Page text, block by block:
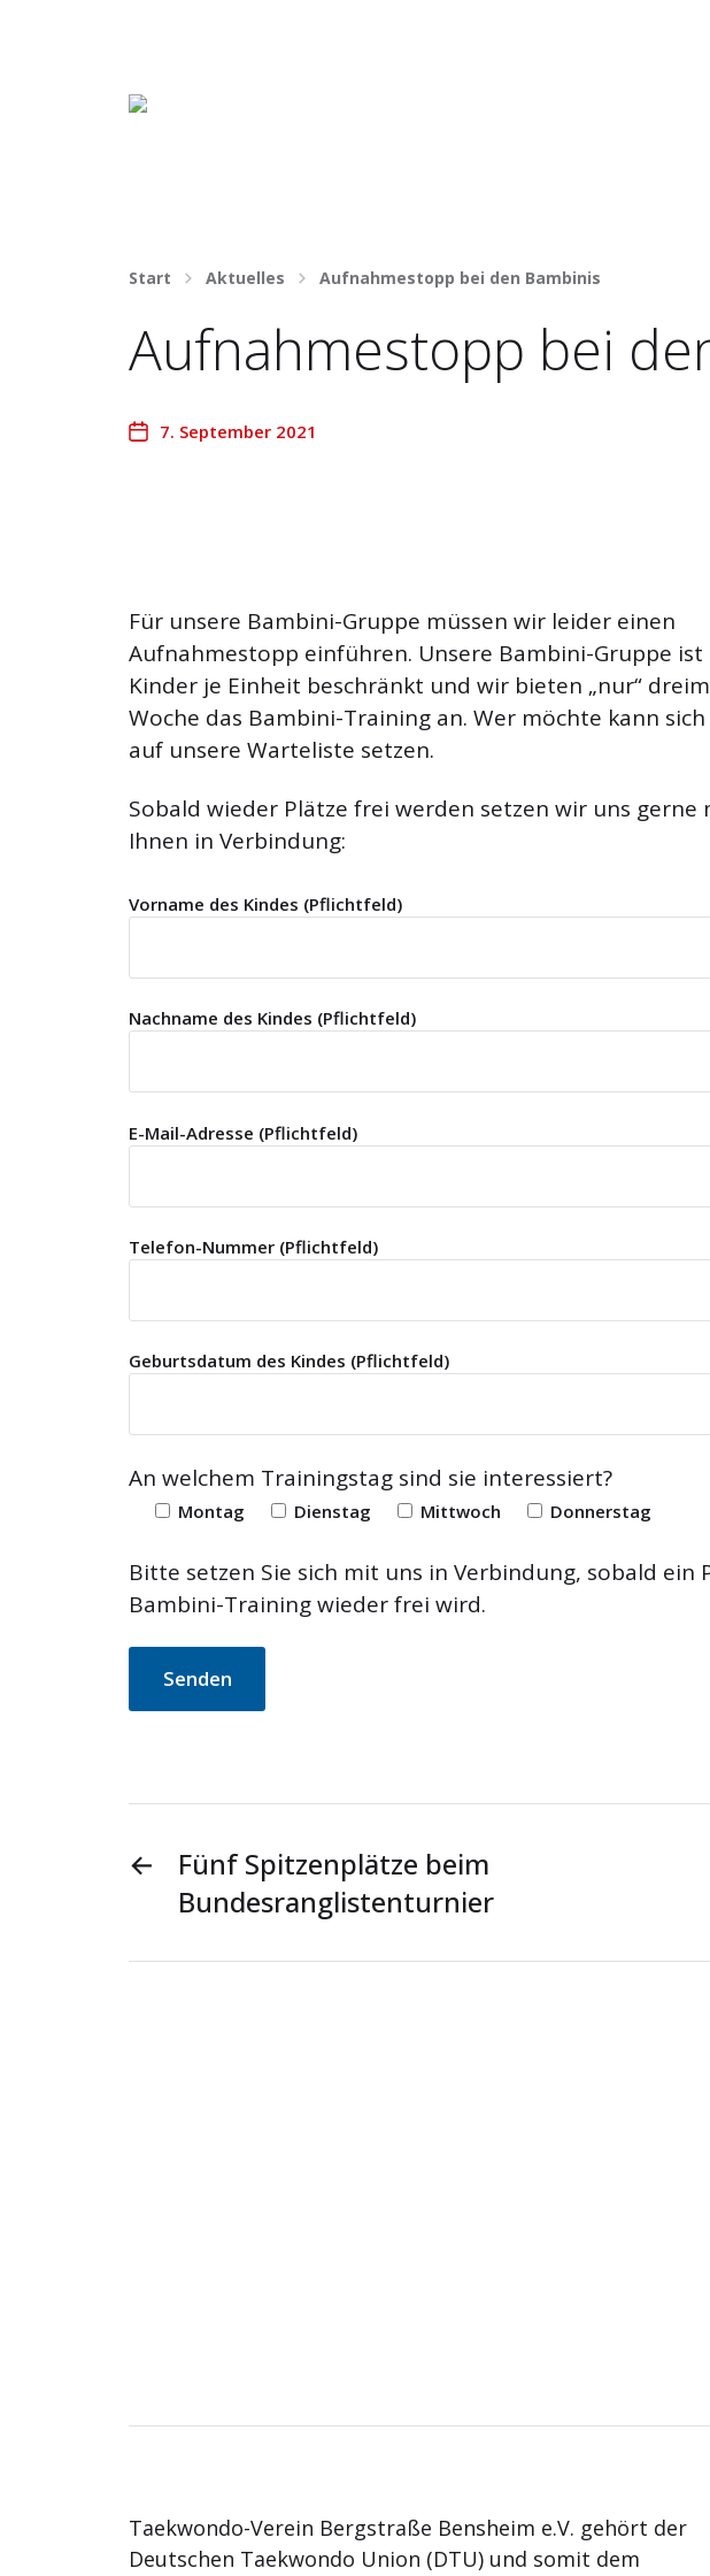
Häng nicht rum. Mach was draus!
Start Aktuelles Aufnahmestopp bei den Bambinis
Aufnahmestopp bei
7. September 2021
Für unsere Bambini-Gruppe müssen wir leider einen
Aufnahmestopp einführen. Unsere Bambini-Gruppe ist
Kinder je Einheit beschränkt und wir bieten „nur“
Woche das Bambini-Training an. Wer möchte kann
auf unsere Warteliste setzen.
Sobald wieder Plätze frei werden setzen wir uns gerne
Ihnen in Verbindung:
Vorname des Kindes (Pflichtfeld)
Nachname des Kindes (Pflichtfeld)
E-Mail-Adresse (Pflichtfeld)
Telefon-Nummer (Pflichtfeld)
Geburtsdatum des Kindes (Pflichtfeld)
An welchem Trainingstag sind sie interessiert?
Montag Dienstag Mittwoch Donnerstag
Bitte setzen Sie sich mit uns in Verbindung, sobald ein
Bambini-Training wieder frei wird.
←
Fünf Spitzenplätze beim
Bundesranglistenturnier
Taekwondo-Verein Bergstraße Bensheim e.V. gehört der
Deutschen Taekwondo Union (DTU) und somit dem